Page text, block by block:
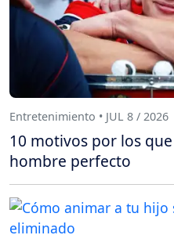
Entretenimiento • JUL 8 / 2026
10 motivos por los
hombre perfecto